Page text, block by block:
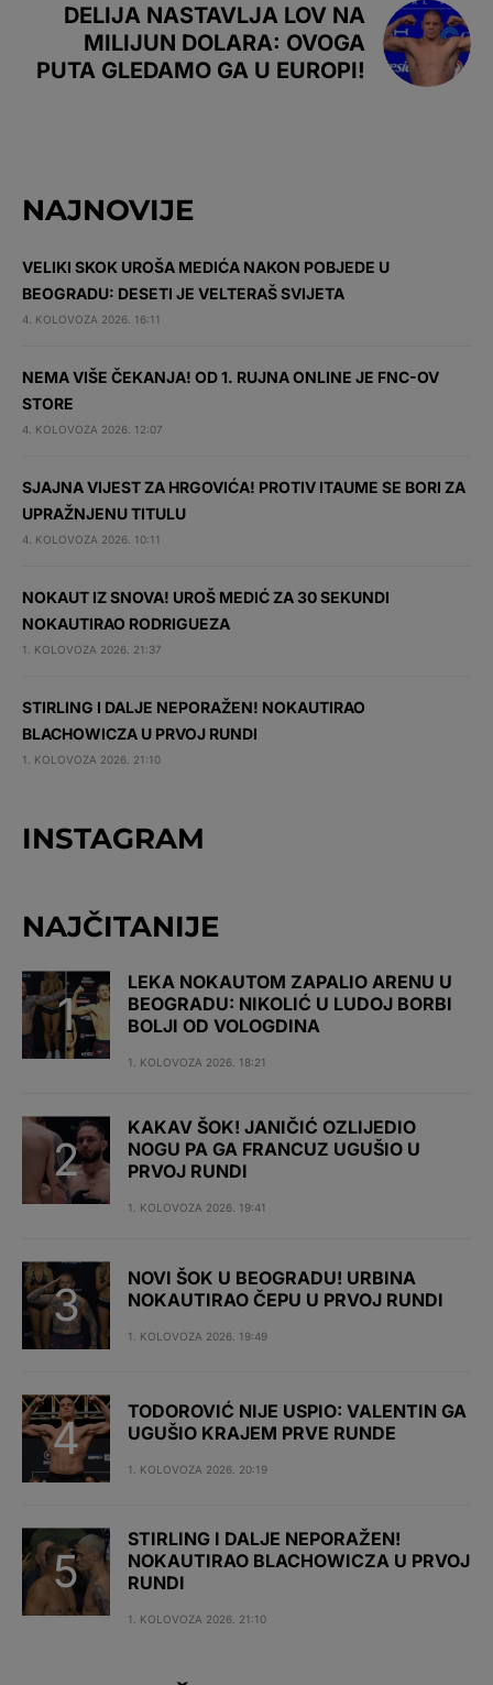
DELIJA NASTAVLJA LOV NA
MILIJUN DOLARA: OVOGA
PUTA GLEDAMO GA U EUROPI!
NAJNOVIJE
VELIKI SKOK UROŠA MEDIĆA NAKON POBJEDE U
BEOGRADU: DESETI JE VELTERAŠ SVIJETA
4. KOLOVOZA 2026. 16:11
NEMA VIŠE ČEKANJA! OD 1. RUJNA ONLINE JE FNC-OV
STORE
4. KOLOVOZA 2026. 12:07
SJAJNA VIJEST ZA HRGOVIĆA! PROTIV ITAUME SE BORI ZA
UPRAŽNJENU TITULU
4. KOLOVOZA 2026. 10:11
NOKAUT IZ SNOVA! UROŠ MEDIĆ ZA 30 SEKUNDI
NOKAUTIRAO RODRIGUEZA
1. KOLOVOZA 2026. 21:37
STIRLING I DALJE NEPORAŽEN! NOKAUTIRAO
BLACHOWICZA U PRVOJ RUNDI
1. KOLOVOZA 2026. 21:10
INSTAGRAM
NAJČITANIJE
LEKA NOKAUTOM ZAPALIO ARENU U
BEOGRADU: NIKOLIĆ U LUDOJ BORBI
BOLJI OD VOLOGDINA
1. KOLOVOZA 2026. 18:21
KAKAV ŠOK! JANIČIĆ OZLIJEDIO
NOGU PA GA FRANCUZ UGUŠIO U
PRVOJ RUNDI
1. KOLOVOZA 2026. 19:41
NOVI ŠOK U BEOGRADU! URBINA
NOKAUTIRAO ČEPU U PRVOJ RUNDI
1. KOLOVOZA 2026. 19:49
TODOROVIĆ NIJE USPIO: VALENTIN GA
UGUŠIO KRAJEM PRVE RUNDE
1. KOLOVOZA 2026. 20:19
STIRLING I DALJE NEPORAŽEN!
NOKAUTIRAO BLACHOWICZA U PRVOJ
RUNDI
1. KOLOVOZA 2026. 21:10